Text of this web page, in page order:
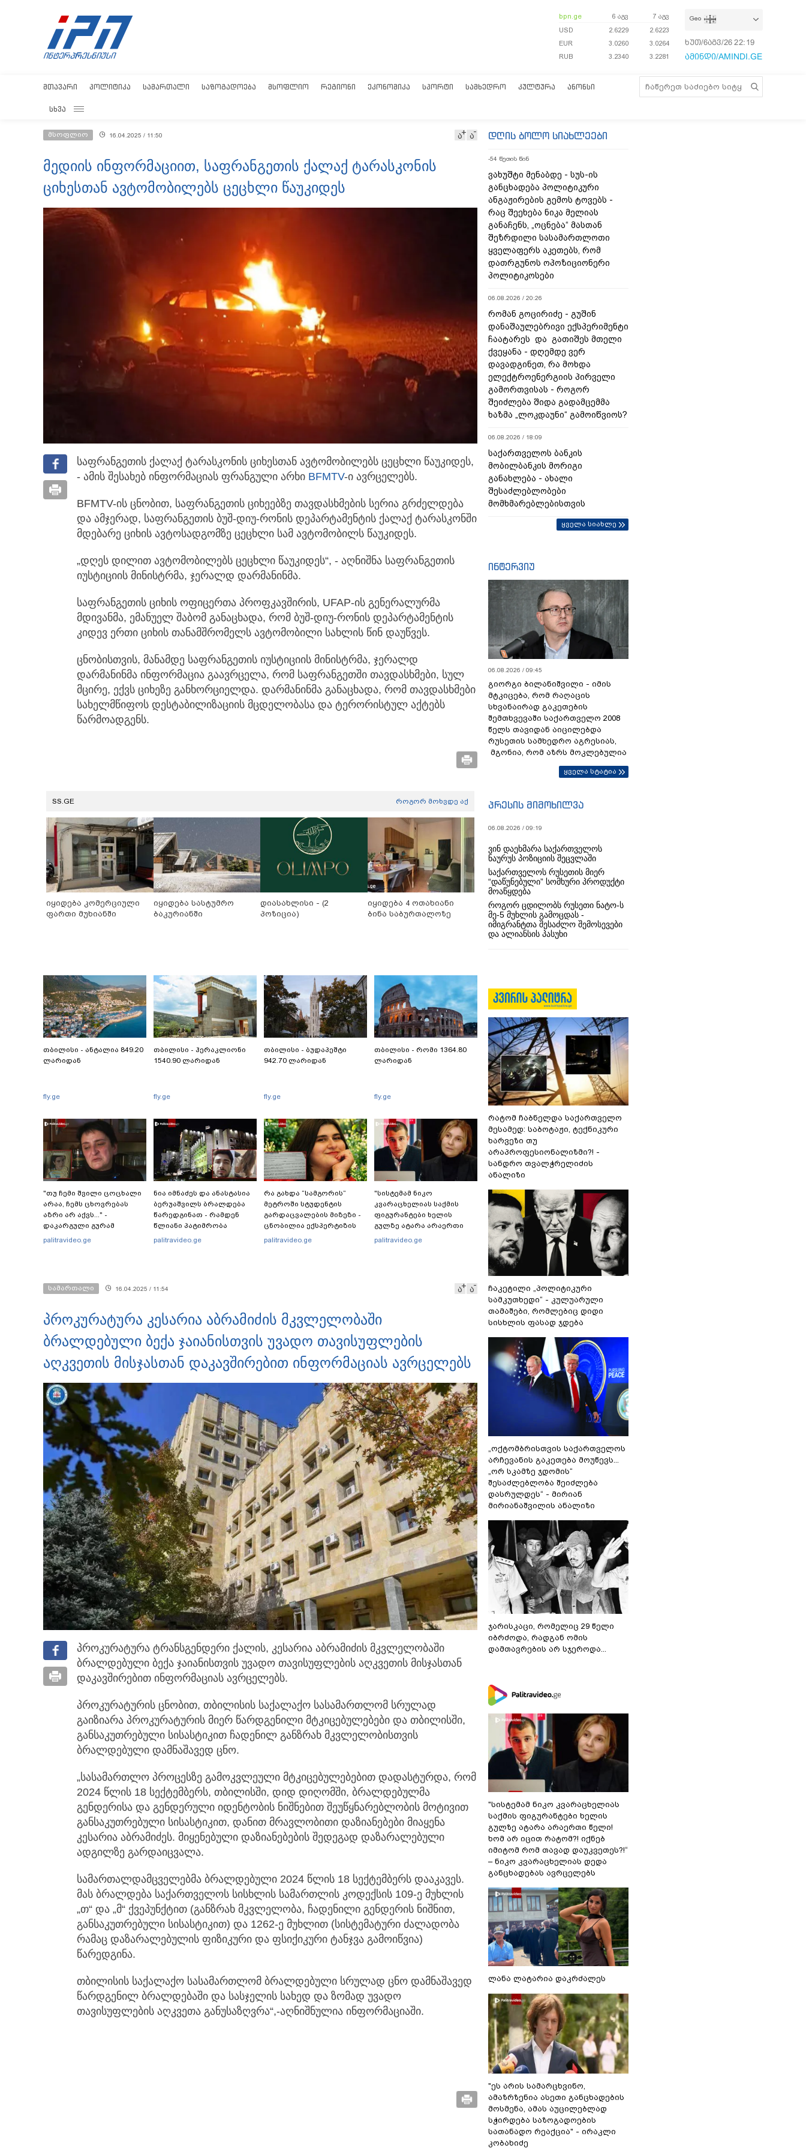
bpn.ge 6 აგვ
7 აგვ
USD
2.6229
2.6223
EUR
3.0260
3.0264
RUB
3.2340 3.2281
Geo
ხუთ/6აგვ/26 22:19:15
ამინდი/AMINDI.GE
ᲛᲗᲐᲕᲐᲠᲘ ᲞᲝᲚᲘᲢᲘᲙᲐ ᲡᲐᲛᲐᲠᲗᲐᲚᲘ ᲡᲐᲖᲝᲒᲐᲓᲝᲔᲑᲐ ᲛᲡᲝᲤᲚᲘᲝ ᲠᲔᲒᲘᲝᲜᲘ ᲔᲙᲝᲜᲝᲛᲘᲙᲐ ᲡᲞᲝᲠᲢᲘ ᲡᲐᲛᲮᲔᲓᲠᲝ ᲙᲣᲚᲢᲣᲠᲐ ᲐᲜᲝᲜᲡᲘ
ᲡᲮᲕᲐ
მსოფლიო 16.04.2025 / 11:50 ა ა
მედიის ინფორმაციით, საფრანგეთის ქალაქ ტარასკონის
ციხესთან ავტომობილებს ცეცხლი წაუკიდეს
საფრანგეთის ქალაქ ტარასკონის ციხესთან ავტომობილებს ცეცხლი წაუკიდეს,
- ამის შესახებ ინფორმაციას ფრანგული არხი BFMTV-ი ავრცელებს.­
BFMTV-ის ცნობით, საფრანგეთის ციხეებზე თავდასხმების სერია გრძელდება
და ამჯერად, საფრანგეთის ბუშ-დიუ-რონის დეპარტამენტის ქალაქ ტარასკონში
მდებარე ციხის ავტოსადგომზე ცეცხლი სამ ავტომობილს წაუკიდეს.
„დღეს დილით ავტომობილებს ცეცხლი წაუკიდეს“, - აღნიშნა საფრანგეთის
იუსტიციის მინისტრმა, ჯერალდ დარმანინმა.
საფრანგეთის ციხის ოფიცერთა პროფკავშირის, UFAP-ის გენერალურმა
მდივანმა, ემანუელ შაბომ განაცხადა, რომ ბუშ-დიუ-რონის დეპარტამენტის
კიდევ ერთი ციხის თანამშრომელს ავტომობილი სახლის წინ დაუწვეს.
ცნობისთვის, მანამდე საფრანგეთის იუსტიციის მინისტრმა, ჯერალდ
დარმანინმა ინფორმაცია გაავრცელა, რომ საფრანგეთში თავდასხმები, სულ
მცირე, ექვს ციხეზე განხორციელდა. დარმანინმა განაცხადა, რომ თავდასხმები
სახელმწიფოს დესტაბილიზაციის მცდელობასა და ტერორისტულ აქტებს
წარმოადგენს.
SS.GE როგორ მოხვდე აქ
იყიდება კომერციული
ფართი მუხიანში
იყიდება სასტუმრო
ბაკურიანში
დიასახლისი - (2
პოზიცია)
იყიდება 4 ოთახიანი
ბინა საბურთალოზე
თბილისი - ანტალია 849.20
ლარიდან
fly.ge
თბილისი - ჰერაკლიონი
1540.90 ლარიდან
fly.ge
თბილისი - ბუდაპეშტი
942.70 ლარიდან
fly.ge
თბილისი - რომი 1364.80
ლარიდან
fly.ge
"თუ ჩემი შვილი ცოცხალი
არაა, ჩემს ცხოვრებას
აზრი არ აქვს..." -
დაკარგული გურამ
დადიანიძის დედის
palitravideo.ge
ნია იმნაძეს და ანასტასია
ბერუაშვილს ბრალდება
წარედგინათ - რამდენ
წლიანი პატიმრობა
ემუქრებათ
palitravideo.ge
რა გახდა “სამგორის”
მეტროში სტუდენტის
გარდაცვალების მიზეზი -
ცნობილია ექსპერტიზის
პასუხი
palitravideo.ge
"სისტემამ ნიკო
კვარაცხელიას საქმის
ფიგურანტები ხელის
გულზე ატარა არაერთი
წელი! ხომ არ იცით
palitravideo.ge
სამართალი 16.04.2025 / 11:54 ა ა
პროკურატურა კესარია აბრამიძის მკვლელობაში
ბრალდებული ბექა ჯაიანისთვის უვადო თავისუფლების
აღკვეთის მისჯასთან დაკავშირებით ინფორმაციას ავრცელებს
პროკურატურა ტრანსგენდერი ქალის, კესარია აბრამიძის მკვლელობაში
ბრალდებული ბექა ჯაიანისთვის უვადო თავისუფლების აღკვეთის მისჯასთან
დაკავშირებით ინფორმაციას ავრცელებს.
პროკურატურის ცნობით, თბილისის საქალაქო სასამართლომ სრულად
გაიზიარა პროკურატურის მიერ წარდგენილი მტკიცებულებები და თბილისში,
განსაკუთრებული სისასტიკით ჩადენილ განზრახ მკვლელობისთვის
ბრალდებული დამნაშავედ ცნო.
„სასამართლო პროცესზე გამოკვლეული მტკიცებულებებით დადასტურდა, რომ
2024 წლის 18 სექტემბერს, თბილისში, დიდ დიღომში, ბრალდებულმა
გენდერისა და გენდერული იდენტობის ნიშნებით შეუწყნარებლობის მოტივით
განსაკუთრებული სისასტიკით, დანით მრავლობითი დაზიანებები მიაყენა
კესარია აბრამიძეს. მიყენებული დაზიანებების შედეგად დაზარალებული
ადგილზე გარდაიცვალა.
სამართალდამცველებმა ბრალდებული 2024 წლის 18 სექტემბერს დააკავეს.
მას ბრალდება საქართველოს სისხლის სამართლის კოდექსის 109-ე მუხლის
„თ“ და „მ“ ქვეპუნქტით (განზრახ მკვლელობა, ჩადენილი გენდერის ნიშნით,
განსაკუთრებული სისასტიკით) და 1262-ე მუხლით (სისტემატური ძალადობა
რამაც დაზარალებულის ფიზიკური და ფსიქიკური ტანჯვა გამოიწვია)
წარედგინა.
თბილისის საქალაქო სასამართლომ ბრალდებული სრულად ცნო დამნაშავედ
წარდგენილ ბრალდებაში და სასჯელის სახედ და ზომად უვადო
თავისუფლების აღკვეთა განუსაზღვრა“,-აღნიშნულია ინფორმაციაში.
დღის ბოლო სიახლეები
-54 წუთის წინ
ვახუშტი მენაბდე - სუს-ის
განცხადება პოლიტიკური
ანგაჟირების გემოს ტოვებს -
რაც შეეხება ნიკა მელიას
განაჩენს, „ოცნება“ მასთან
შეზრდილი სასამართლოთი
ყველაფერს აკეთებს, რომ
დათრგუნოს ოპოზიციონერი
პოლიტიკოსები
06.08.2026 / 20:26
რომან გოცირიძე - გუშინ
დანაშაულებრივი ექსპერიმენტი
ჩაატარეს და გათიშეს მთელი
ქვეყანა - დღემდე ვერ
დავადგინეთ, რა მოხდა
ელექტროენერგიის პირველი
გამორთვისას - როგორ
შეიძლება შიდა გადამცემმა
ხაზმა „ლოკდაუნი“ გამოიწვიოს?
06.08.2026 / 18:09
საქართველოს ბანკის
მობილბანკის მორიგი
განახლება - ახალი
შესაძლებლობები
მომხმარებლებისთვის
ყველა სიახლე
ინტერვიუ
06.08.2026 / 09:45
გიორგი ბილანიშვილი - იმის
მტკიცება, რომ რაღაცის
სხვანაირად გაკეთების
შემთხვევაში საქართველო 2008
წელს თავიდან აიცილებდა
რუსეთის სამხედრო აგრესიას,
მგონია, რომ აზრს მოკლებულია
ყველა სტატია
პრესის მიმოხილვა
06.08.2026 / 09:19
ვინ დაეხმარა საქართველოს
ნაურუს პოზიციის შეცვლაში
საქართველოს რუსეთის მიერ
“დაწუნებული” სომხური პროდუქტი
მოაწყდება
როგორ ცდილობს რუსეთი ნატო-ს
მე-5 მუხლის გამოცდას -
იმიგრანტთა შესაძლო შემოსევები
და ალიანსის პასუხი
რატომ ჩაბნელდა საქართველო
მესამედ: საბოტაჟი, ტექნიკური
ხარვეზი თუ
არაპროფესიონალიზმი?! -
სანდრო თვალჭრელიძის
ანალიზი
ჩაკეტილი „პოლიტიკური
სამკუთხედი“ - კულუარული
თამაშები, რომლებიც დიდი
სისხლის ფასად ჯდება
„ოქტომბრისთვის საქართველოს
არჩევანის გაკეთება მოუწევს...
„ორ სკამზე ჯდომის“
შესაძლებლობა შეიძლება
დასრულდეს“ - მირიან
მირიანაშვილის ანალიზი
ჯარისკაცი, რომელიც 29 წელი
იბრძოდა, რადგან ომის
დამთავრების არ სჯეროდა...
"სისტემამ ნიკო კვარაცხელიას
საქმის ფიგურანტები ხელის
გულზე ატარა არაერთი წელი!
ხომ არ იცით რატომ?! იქნებ
იმიტომ რომ თავად დაუკვეთეს?!“
– ნიკო კვარაცხელიას დედა
განცხადებას ავრცელებს
ლანა ლატარია დაკრძალეს
"ეს არის სამარცხვინო,
ამაზრზენია ასეთი განცხადების
მოსმენა, ამას აუცილებლად
სჭირდება საზოგადოების
სათანადო რეაქცია" - ირაკლი
კობახიძე